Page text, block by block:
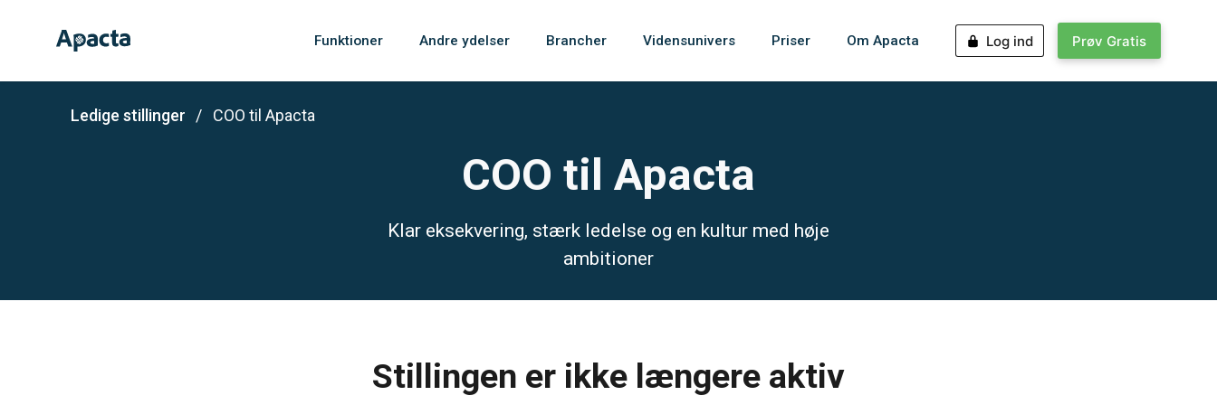
Funktioner Andre ydelser Brancher Vidensunivers Priser Om Apacta Log ind Prøv Gratis
Ledige stillinger COO til Apacta
COO til Apacta
Klar eksekvering, stærk ledelse og en kultur med høje
ambitioner
Stillingen er ikke længere aktiv